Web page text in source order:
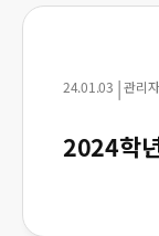
24.01.03 |관리자
2024학